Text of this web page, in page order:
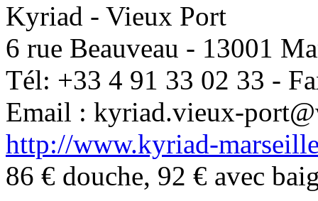
Kyriad - Vieux Port
6 rue Beauveau - 13001
Tél: +33 4 91 33 02 33 -
Email : kyriad.vieux-
http://www.kyriad-
86 € douche, 92 € avec